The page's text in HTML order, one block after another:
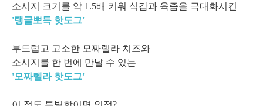
소시지 크기를 약 1.5배 키워 식감과 육즙을 극대화시킨
'탱글뽀득 핫도그'
부드럽고 고소한 모짜렐라 치즈와
소시지를 한 번에 만날 수 있는
'모짜렐라 핫도그'